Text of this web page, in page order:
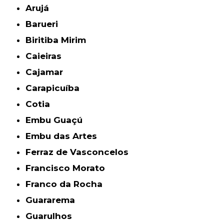
Arujá
Barueri
Biritiba Mirim
Caieiras
Cajamar
Carapicuíba
Cotia
Embu Guaçú
Embu das Artes
Ferraz de Vasconcelos
Francisco Morato
Franco da Rocha
Guararema
Guarulhos